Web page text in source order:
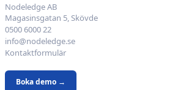
Nodeledge AB
Magasinsgatan 5, Skövde
0500 6000 22
info@nodeledge.se
Kontaktformulär
Boka demo →